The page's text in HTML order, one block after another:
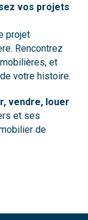
vos projets
projet
Rencontrez
et
votre histoire.
vendre, louer
et ses
de